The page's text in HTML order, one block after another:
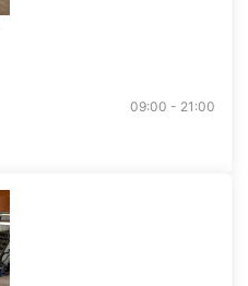
09:00 - 21:00